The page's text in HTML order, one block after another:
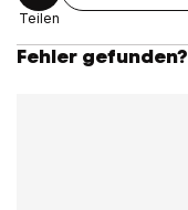
Teilen
Fehler gefunden?